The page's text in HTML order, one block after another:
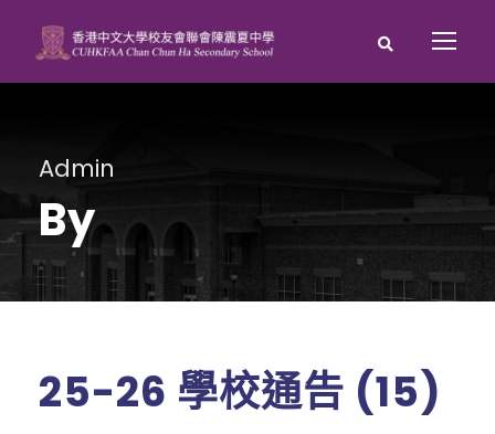
Admin
By
25-26 學校通告 (15)